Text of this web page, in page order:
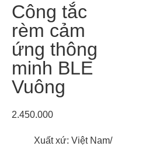
Công tắc
rèm cảm
ứng thông
minh BLE
Vuông
2.450.000
Xuất xứ: Việt Nam/